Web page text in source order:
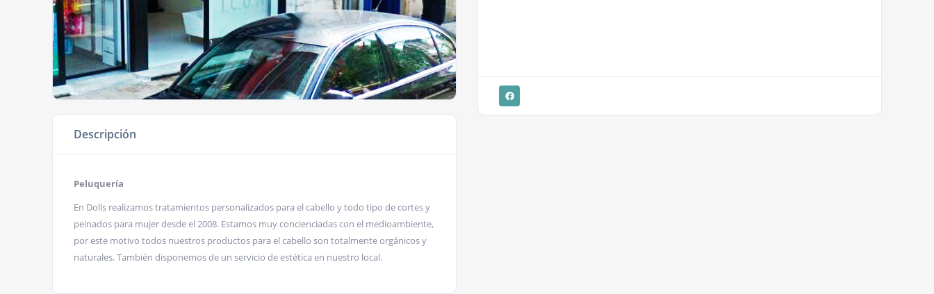
Descripción
Peluquería
En Dolls realizamos tratamientos personalizados para el cabello y todo tipo de cortes y
peinados para mujer desde el 2008. Estamos muy concienciadas con el medioambiente,
por este motivo todos nuestros productos para el cabello son totalmente orgánicos y
naturales. También disponemos de un servicio de estética en nuestro local.